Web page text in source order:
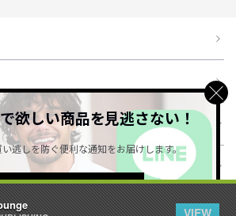
VIEW
欲しい商品を見逃さない！
逃しを防ぐ便利な通知をお届けします。
詳しくはこちら ＞